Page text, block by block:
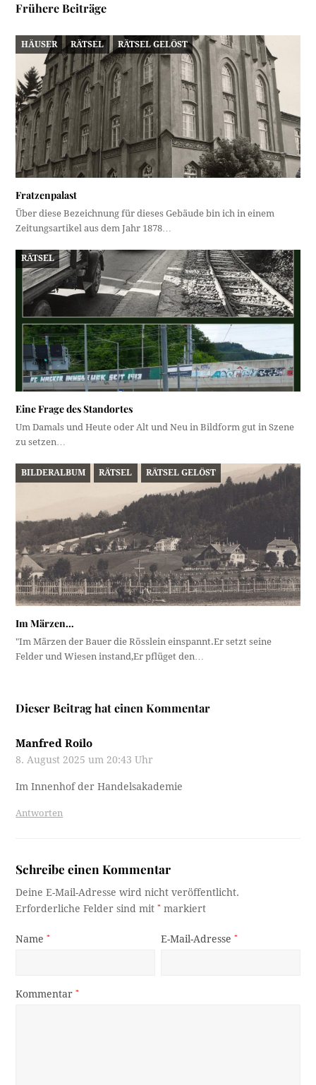
Frühere Beiträge
HÄUSER RÄTSEL RÄTSEL GELÖST
Fratzenpalast
Über diese Bezeichnung für dieses Gebäude bin ich in einem
Zeitungsartikel aus dem Jahr 1878…
RÄTSEL
Eine Frage des Standortes
Um Damals und Heute oder Alt und Neu in Bildform gut in Szene
zu setzen…
BILDERALBUM RÄTSEL RÄTSEL GELÖST
Im Märzen…
"Im Märzen der Bauer die Rösslein einspannt.Er setzt seine
Felder und Wiesen instand,Er pflüget den…
Dieser Beitrag hat einen Kommentar
Manfred Roilo
8. August 2025 um 20:43 Uhr
Im Innenhof der Handelsakademie
Antworten
Schreibe einen Kommentar
Deine E-Mail-Adresse wird nicht veröffentlicht.
Erforderliche Felder sind mit* markiert
Name* E-Mail-Adresse*
Kommentar*